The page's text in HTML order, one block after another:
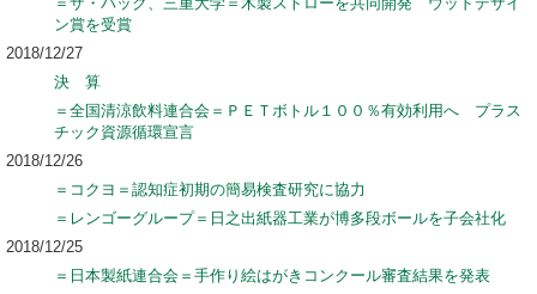
ン賞を受賞
2018/12/27
決 算
＝全国清涼飲料連合会＝ＰＥＴボトル１００％有効利用へ プラス
チック資源循環宣言
2018/12/26
＝コクヨ＝認知症初期の簡易検査研究に協力
＝レンゴーグループ＝日之出紙器工業が博多段ボールを子会社化
2018/12/25
＝日本製紙連合会＝手作り絵はがきコンクール審査結果を発表